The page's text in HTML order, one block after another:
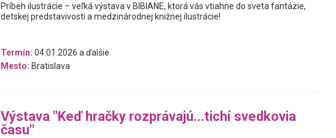
Príbeh ilustrácie – veľká výstava v BIBIANE, ktorá vás vtiahne do sveta fantázie,
detskej predstavivosti a medzinárodnej knižnej ilustrácie!
Termín: 04.01.2026 a ďalšie
Mesto: Bratislava
Výstava "Keď hračky rozprávajú...tichí svedkovia
času"